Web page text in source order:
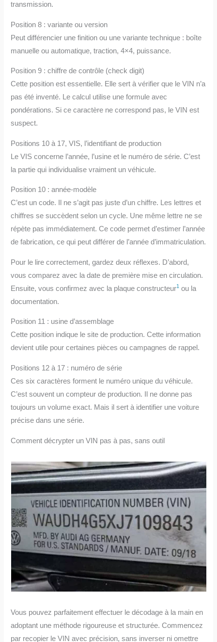
transmission.
Position 8 : variante ou version
Peut différencier une finition ou une variante technique : boîte
manuelle ou automatique, traction, 4×4, puissance.
Position 9 : chiffre de contrôle (check digit)
Cette position est essentielle. Elle sert à vérifier que le VIN n’a
pas été inventé. Le calcul utilise une formule avec
pondérations. Si ce caractère ne correspond pas, le VIN est
suspect.
Positions 10 à 17, VIS, l’identifiant de production
Le VIS concerne l’année, l’usine et le numéro de série. C’est
la partie qui individualise vraiment un véhicule.
Position 10 : année-modèle
C’est un code. Il ne s’agit pas juste d’un chiffre. Les lettres et
chiffres se succèdent selon un cycle. Une même lettre ne se
répète pas immédiatement. Ce code permet d’estimer l’année
de fabrication, ce qui peut différer de l’année d’immatriculation.
Pour le lire correctement, gardez deux réflexes. D’abord,
vous comparez avec la date de première mise en circulation.
Ensuite, vous confirmez avec la plaque constructeur1 ou la
documentation.
Position 11 : usine d’assemblage
Cette position indique le site de production. Cette information
devient utile pour certaines pièces ou campagnes de rappel.
Positions 12 à 17 : numéro de série
Ces six caractères forment le numéro unique du véhicule.
C’est souvent un compteur de production. Il ne donne pas
toujours un volume exact. Mais il sert à identifier une voiture
précise dans une série.
Comment décrypter un VIN pas à pas, sans outil
Vous pouvez parfaitement effectuer le décodage à la main en
adoptant une méthode rigoureuse et structurée. Commencez
par recopier le VIN avec précision, sans inverser ni omettre